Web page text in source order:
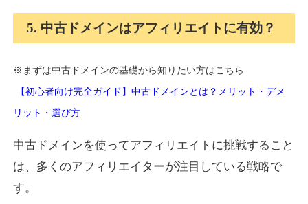
5. 中古ドメインはアフィリエイトに有効？
※まずは中古ドメインの基礎から知りたい方はこちら
【初心者向け完全ガイド】中古ドメインとは？メリット・デメ
リット・選び方
中古ドメインを使ってアフィリエイトに挑戦すること
は、多くのアフィリエイターが注目している戦略で
す。